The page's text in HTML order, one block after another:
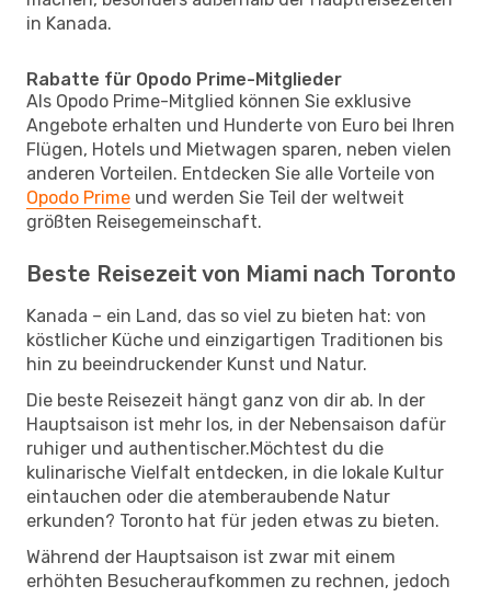
in Kanada.
Rabatte für Opodo Prime-Mitglieder
Als Opodo Prime-Mitglied können Sie exklusive
Angebote erhalten und Hunderte von Euro bei Ihren
Flügen, Hotels und Mietwagen sparen, neben vielen
anderen Vorteilen. Entdecken Sie alle Vorteile von
Opodo Prime und werden Sie Teil der weltweit
größten Reisegemeinschaft.
Beste Reisezeit von Miami nach Toronto
Kanada – ein Land, das so viel zu bieten hat: von
köstlicher Küche und einzigartigen Traditionen bis
hin zu beeindruckender Kunst und Natur.
Die beste Reisezeit hängt ganz von dir ab. In der
Hauptsaison ist mehr los, in der Nebensaison dafür
ruhiger und authentischer.Möchtest du die
kulinarische Vielfalt entdecken, in die lokale Kultur
eintauchen oder die atemberaubende Natur
erkunden? Toronto hat für jeden etwas zu bieten.
Während der Hauptsaison ist zwar mit einem
erhöhten Besucheraufkommen zu rechnen, jedoch